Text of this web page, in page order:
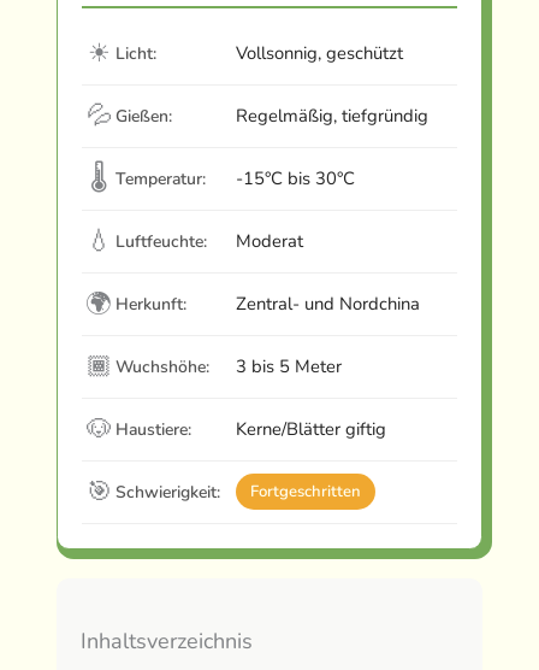
☀ Licht: Vollsonnig, geschützt
💦 Gießen: Regelmäßig, tiefgründig
🌡 Temperatur: -15°C bis 30°C
💧 Luftfeuchte: Moderat
🌍 Herkunft: Zentral- und Nordchina
🏾 Wuchshöhe: 3 bis 5 Meter
🐶 Haustiere: Kerne/Blätter giftig
🎯 Schwierigkeit: Fortgeschritten
Inhaltsverzeichnis